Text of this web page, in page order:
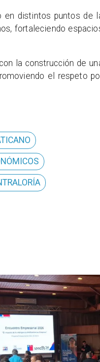
en distintos puntos de
fortaleciendo
la construcción de
el respeto